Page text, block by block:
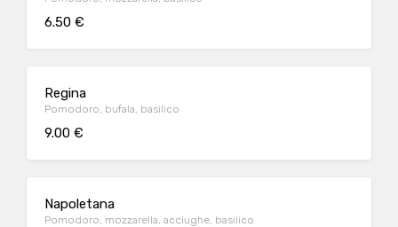
6.50 €
Regina
Pomodoro, bufala, basilico
9.00 €
Napoletana
Pomodoro, mozzarella, acciughe, basilico